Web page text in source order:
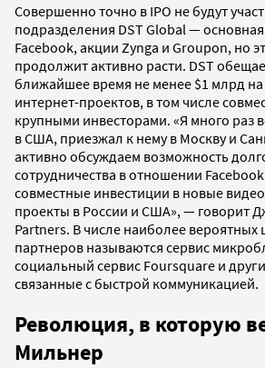
Совершенно точно в IPO не будут
подразделения DST Global —
Facebook, акции Zynga и Groupon, но
продолжит активно расти. DST
ближайшее время не менее $1 млрд
интернет-проектов, в том числе
крупными инвесторами. «Я много раз
в США, приезжал к нему в Москву и
активно обсуждаем возможность
сотрудничества в отношении
совместные инвестиции в новые
проекты в России и США», — говорит
Partners. В числе наиболее вероятных
партнеров называются сервис
социальный сервис Foursquare и
связанные с быстрой коммуникацией.
Революция, в которую
Мильнер